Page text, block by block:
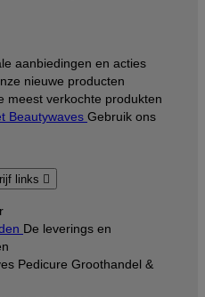
aanbiedingen en acties
nieuwe producten
meest verkochte produkten
Beautywaves Gebruik ons
links 
De leverings en
Pedicure Groothandel &